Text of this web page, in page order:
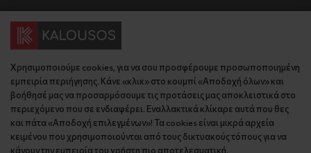
Όροι και Προϋποθέσεις
Τιμές, Τρόποι Αποστολής και Πληρωμής
Πολιτική Απορρήτου
Κώδικας Δεοντολογίας
Εταιρικό Προφίλ
KLoop - Loyalty Program
Become a Brand Ambassador
Επικοινωνία
Διεύθυνση
Έδρα: Γράμμου 29, 18345 , Μοσχάτο Αττική
Θεσ/νίκη: Λυσάνδρου 8, 54642, Θεσσαλονίκη
Κρήτη: Θερίσου 52, 71305, Ηράκλειο
Βρείτε μας στον χάρτη
Τηλέφωνο:
Χρησιμοποιούμε cookies, για να σου προσφέρουμε προσωποποιημένη
εμπειρία περιήγησης. Κάνε «κλικ» στο κουμπί «Αποδοχή όλων» και
βοήθησέ μας να προσαρμόσουμε τις προτάσεις μας αποκλειστικά στο
περιεχόμενο που σε ενδιαφέρει. Εναλλακτικά κλίκαρε αυτά που θες
και πάτα «Αποδοχή επιλεγμένων»! Τα cookies είναι μικρά αρχεία
κειμένου που χρησιμοποιούνται από τους δικτυακούς τόπους για να
κάνουν την εμπειρία του χρήστη πιο αποτελεσματική.